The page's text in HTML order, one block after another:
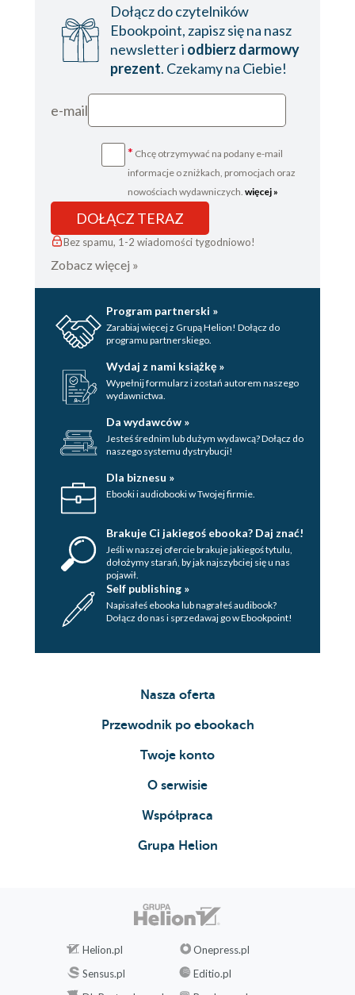
Dołącz do czytelników
Ebookpoint, zapisz się na nasz
newsletter i odbierz darmowy
prezent. Czekamy na Ciebie!
e-mail
* Chcę otrzymywać na podany e-mail
informacje o zniżkach, promocjach oraz
nowościach wydawniczych. więcej »
DOŁĄCZ TERAZ
Bez spamu, 1-2 wiadomości tygodniowo!
Zobacz więcej »
Program partnerski »
Zarabiaj więcej z Grupą Helion! Dołącz do
programu partnerskiego.
Wydaj z nami książkę »
Wypełnij formularz i zostań autorem naszego
wydawnictwa.
Da wydawców »
Jesteś średnim lub dużym wydawcą? Dołącz do
naszego systemu dystrybucji!
Dla biznesu »
Ebooki i audiobooki w Twojej firmie.
Brakuje Ci jakiegoś ebooka? Daj znać!
Jeśli w naszej ofercie brakuje jakiegoś tytulu,
dołożymy starań, by jak najszybciej się u nas
pojawił.
Self publishing »
Napisałeś ebooka lub nagrałeś audibook?
Dołącz do nas i sprzedawaj go w Ebookpoint!
Nasza oferta
Przewodnik po ebookach
Twoje konto
O serwisie
Współpraca
Grupa Helion
Helion.pl
Onepress.pl
Sensus.pl
Editio.pl